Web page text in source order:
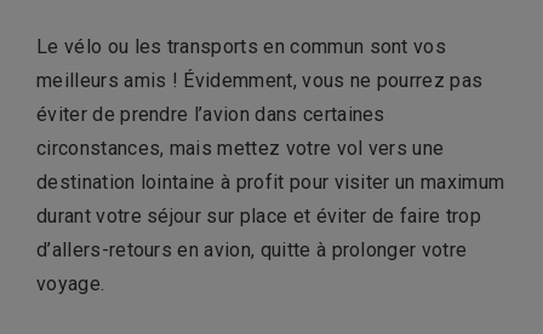
Le vélo ou les transports en commun sont vos
meilleurs amis ! Évidemment, vous ne pourrez pas
éviter de prendre l’avion dans certaines
circonstances, mais mettez votre vol vers une
destination lointaine à profit pour visiter un maximum
durant votre séjour sur place et éviter de faire trop
d’allers-retours en avion, quitte à prolonger votre
voyage.